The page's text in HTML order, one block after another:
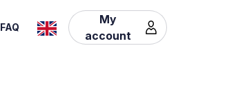
FAQ
My
account